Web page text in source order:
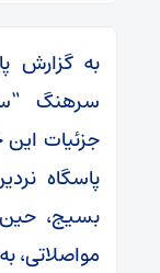
به گزارش
سرهنگ
جزئیات این
پاسگاه
بسیج، حین